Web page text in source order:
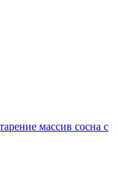
массив сосна с